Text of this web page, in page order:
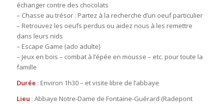
échanger contre des chocolats
– Chasse au trésor : Partez à la recherche d’un oeuf particulier
– Retrouvez les oeufs perdus ou aidez nous à les remettre
dans leurs nids
– Escape Game (ado adulte)
– Jeux en bois – combat à l’épée en mousse – etc. pour toute la
famille
Durée : Environ 1h30 – et visite libre de l’abbaye
Lieu : Abbaye Notre-Dame de Fontaine-Guérard (Radepont